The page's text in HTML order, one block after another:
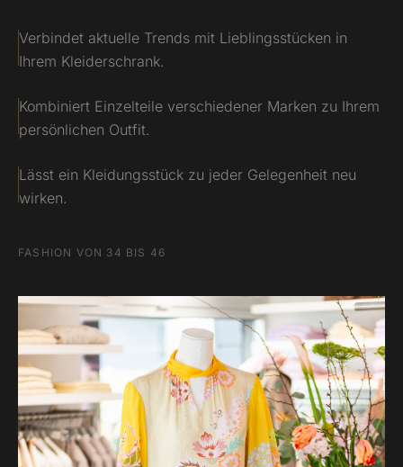
Verbindet aktuelle Trends mit Lieblingsstücken in
Ihrem Kleiderschrank.
Kombiniert Einzelteile verschiedener Marken zu Ihrem
persönlichen Outfit.
Lässt ein Kleidungsstück zu jeder Gelegenheit neu
wirken.
FASHION VON 34 BIS 46